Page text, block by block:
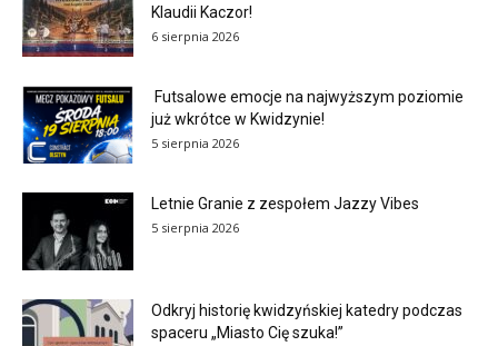
Klaudii Kaczor!
6 sierpnia 2026
Futsalowe emocje na najwyższym poziomie
już wkrótce w Kwidzynie!
5 sierpnia 2026
Letnie Granie z zespołem Jazzy Vibes
5 sierpnia 2026
Odkryj historię kwidzyńskiej katedry podczas
spaceru „Miasto Cię szuka!”